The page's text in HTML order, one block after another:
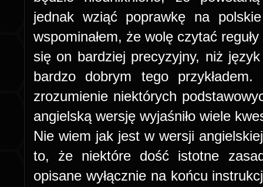
jednak wziąć poprawkę na
wspominałem, że wolę czytać
się on bardziej precyzyjny, niż
bardzo dobrym tego
zrozumienie niektórych
angielską wersję wyjaśniło wiele
Nie wiem jak jest w wersji
to, że niektóre dość istotne
opisane wyłącznie na końcu